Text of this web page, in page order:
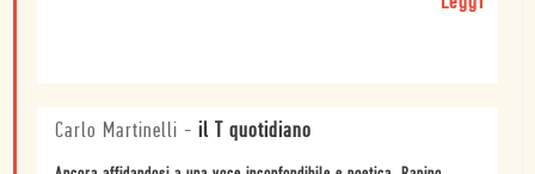
Carlo Martinelli - il T quotidiano